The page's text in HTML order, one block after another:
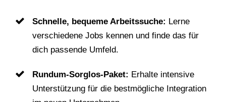
Schnelle, bequeme Arbeitssuche: Lerne
verschiedene Jobs kennen und finde das für
dich passende Umfeld.
Rundum-Sorglos-Paket: Erhalte intensive
Unterstützung für die bestmögliche Integration